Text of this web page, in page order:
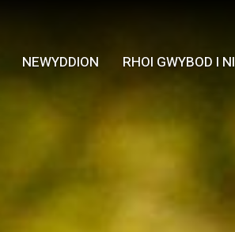
NEWYDDION RHOI GWYBOD I NI